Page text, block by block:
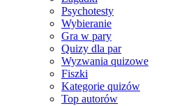
Psychotesty
Wybieranie
Gra w pary
Quizy dla par
Wyzwania quizowe
Fiszki
Kategorie quizów
Top autorów